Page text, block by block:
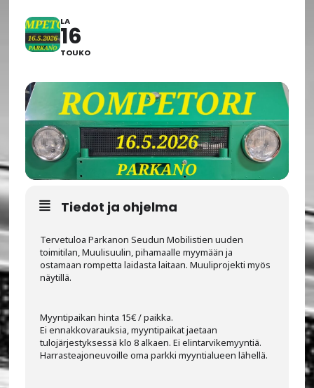
LA
16
TOUKO
Tiedot ja ohjelma
Tervetuloa Parkanon Seudun Mobilistien uuden
toimitilan, Muulisuulin, pihamaalle myymään ja
ostamaan rompetta laidasta laitaan. Muuliprojekti myös
näytillä.
Myyntipaikan hinta 15€ / paikka.
Ei ennakkovarauksia, myyntipaikat jaetaan
tulojärjestyksessä klo 8 alkaen. Ei elintarvikemyyntiä.
Harrasteajoneuvoille oma parkki myyntialueen lähellä.